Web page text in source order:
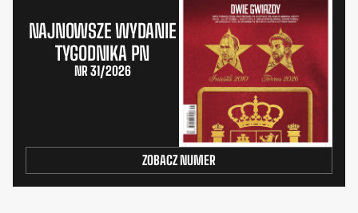
NAJNOWSZE WYDANIE
TYGODNIKA PN
NR 31/2026
ZOBACZ NUMER